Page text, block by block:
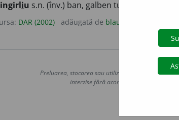
iu s.n. (înv.) ban, galben turcesc (de
DAR (2002) adăugată de blaurb.
Copyright
Preluarea, stocarea sau utilizarea datelor de pe
interzise fără acordul nostru prealabil